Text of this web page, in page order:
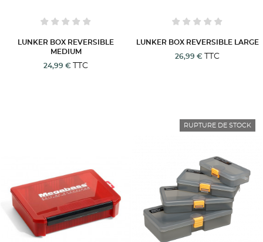
LUNKER BOX REVERSIBLE
MEDIUM
24,99 €
TTC
LUNKER BOX REVERSIBLE LARGE
26,99 €
TTC
RUPTURE DE STOCK